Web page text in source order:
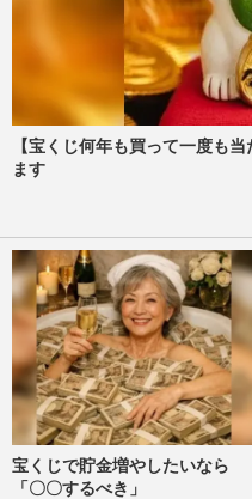
【宝くじ何年も買って一度も
ます
宝くじで貯金増やしたいなら
「〇〇するべき」